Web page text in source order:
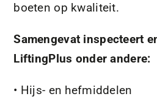
boeten op kwaliteit.
Samengevat inspecteert
LiftingPlus onder andere:
• Hijs- en hefmiddelen